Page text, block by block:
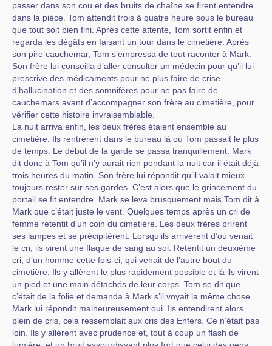
passer dans son cou et des bruits de chaîne se firent entendre
dans la pièce. Tom attendit trois à quatre heure sous le bureau
que tout soit bien fini. Après cette attente, Tom sortit enfin et
regarda les dégâts en faisant un tour dans le cimetière. Après
son pire cauchemar, Tom s’empressa de tout raconter à Mark.
Son frère lui conseilla d’aller consulter un médecin pour qu’il lui
prescrive des médicaments pour ne plus faire de crise
d’hallucination et des somnifères pour ne pas faire de
cauchemars avant d’accompagner son frère au cimetière, pour
vérifier cette histoire invraisemblable.
La nuit arriva enfin, les deux frères étaient ensemble au
cimetière. Ils rentrèrent dans le bureau là ou Tom passait le plus
de temps. Le début de la garde se passa tranquillement. Mark
dit donc à Tom qu’il n’y aurait rien pendant la nuit car il était déjà
trois heures du matin. Son frère lui répondit qu’il valait mieux
toujours rester sur ses gardes. C’est alors que le grincement du
portail se fit entendre. Mark se leva brusquement mais Tom dit à
Mark que c’était juste le vent. Quelques temps après un cri de
femme retentit d’un coin du cimetière. Les deux frères prirent
ses lampes et se précipitèrent. Lorsqu’ils arrivèrent d’où venait
le cri, ils virent une flaque de sang au sol. Retentit un deuxième
cri, d’un homme cette fois-ci, qui venait de l’autre bout du
cimetière. Ils y allèrent le plus rapidement possible et là ils virent
un pied et une main détachés de leur corps. Tom se dit que
c’était de la folie et demanda à Mark s’il voyait la même chose.
Mark lui répondit malheureusement oui. Ils entendirent alors
plein de cris, cela ressemblait aux cris des Enfers. Ce n’était pas
loin. Ils y allèrent avec prudence et, tout à coup un flash de